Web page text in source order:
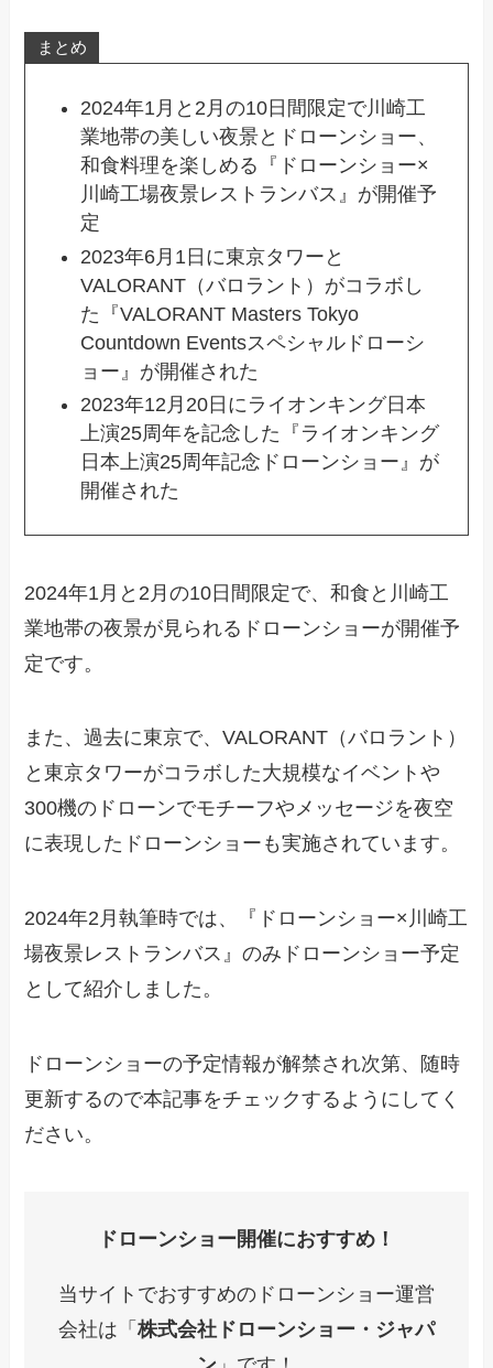
まとめ
2024年1月と2月の10日間限定で川崎工
業地帯の美しい夜景とドローンショー、
和食料理を楽しめる『ドローンショー×
川崎工場夜景レストランバス』が開催予
定
2023年6月1日に東京タワーと
VALORANT（バロラント）がコラボし
た『VALORANT Masters Tokyo
Countdown Eventsスペシャルドローシ
ョー』が開催された
2023年12月20日にライオンキング日本
上演25周年を記念した『ライオンキング
日本上演25周年記念ドローンショー』が
開催された
2024年1月と2月の10日間限定で、和食と川崎工
業地帯の夜景が見られるドローンショーが開催予
定です。
また、過去に東京で、VALORANT（バロラント）
と東京タワーがコラボした大規模なイベントや
300機のドローンでモチーフやメッセージを夜空
に表現したドローンショーも実施されています。
2024年2月執筆時では、『ドローンショー×川崎工
場夜景レストランバス』のみドローンショー予定
として紹介しました。
ドローンショーの予定情報が解禁され次第、随時
更新するので本記事をチェックするようにしてく
ださい。
ドローンショー開催におすすめ！
当サイトでおすすめのドローンショー運営
会社は「 株式会社ドローンショー・ジャパ